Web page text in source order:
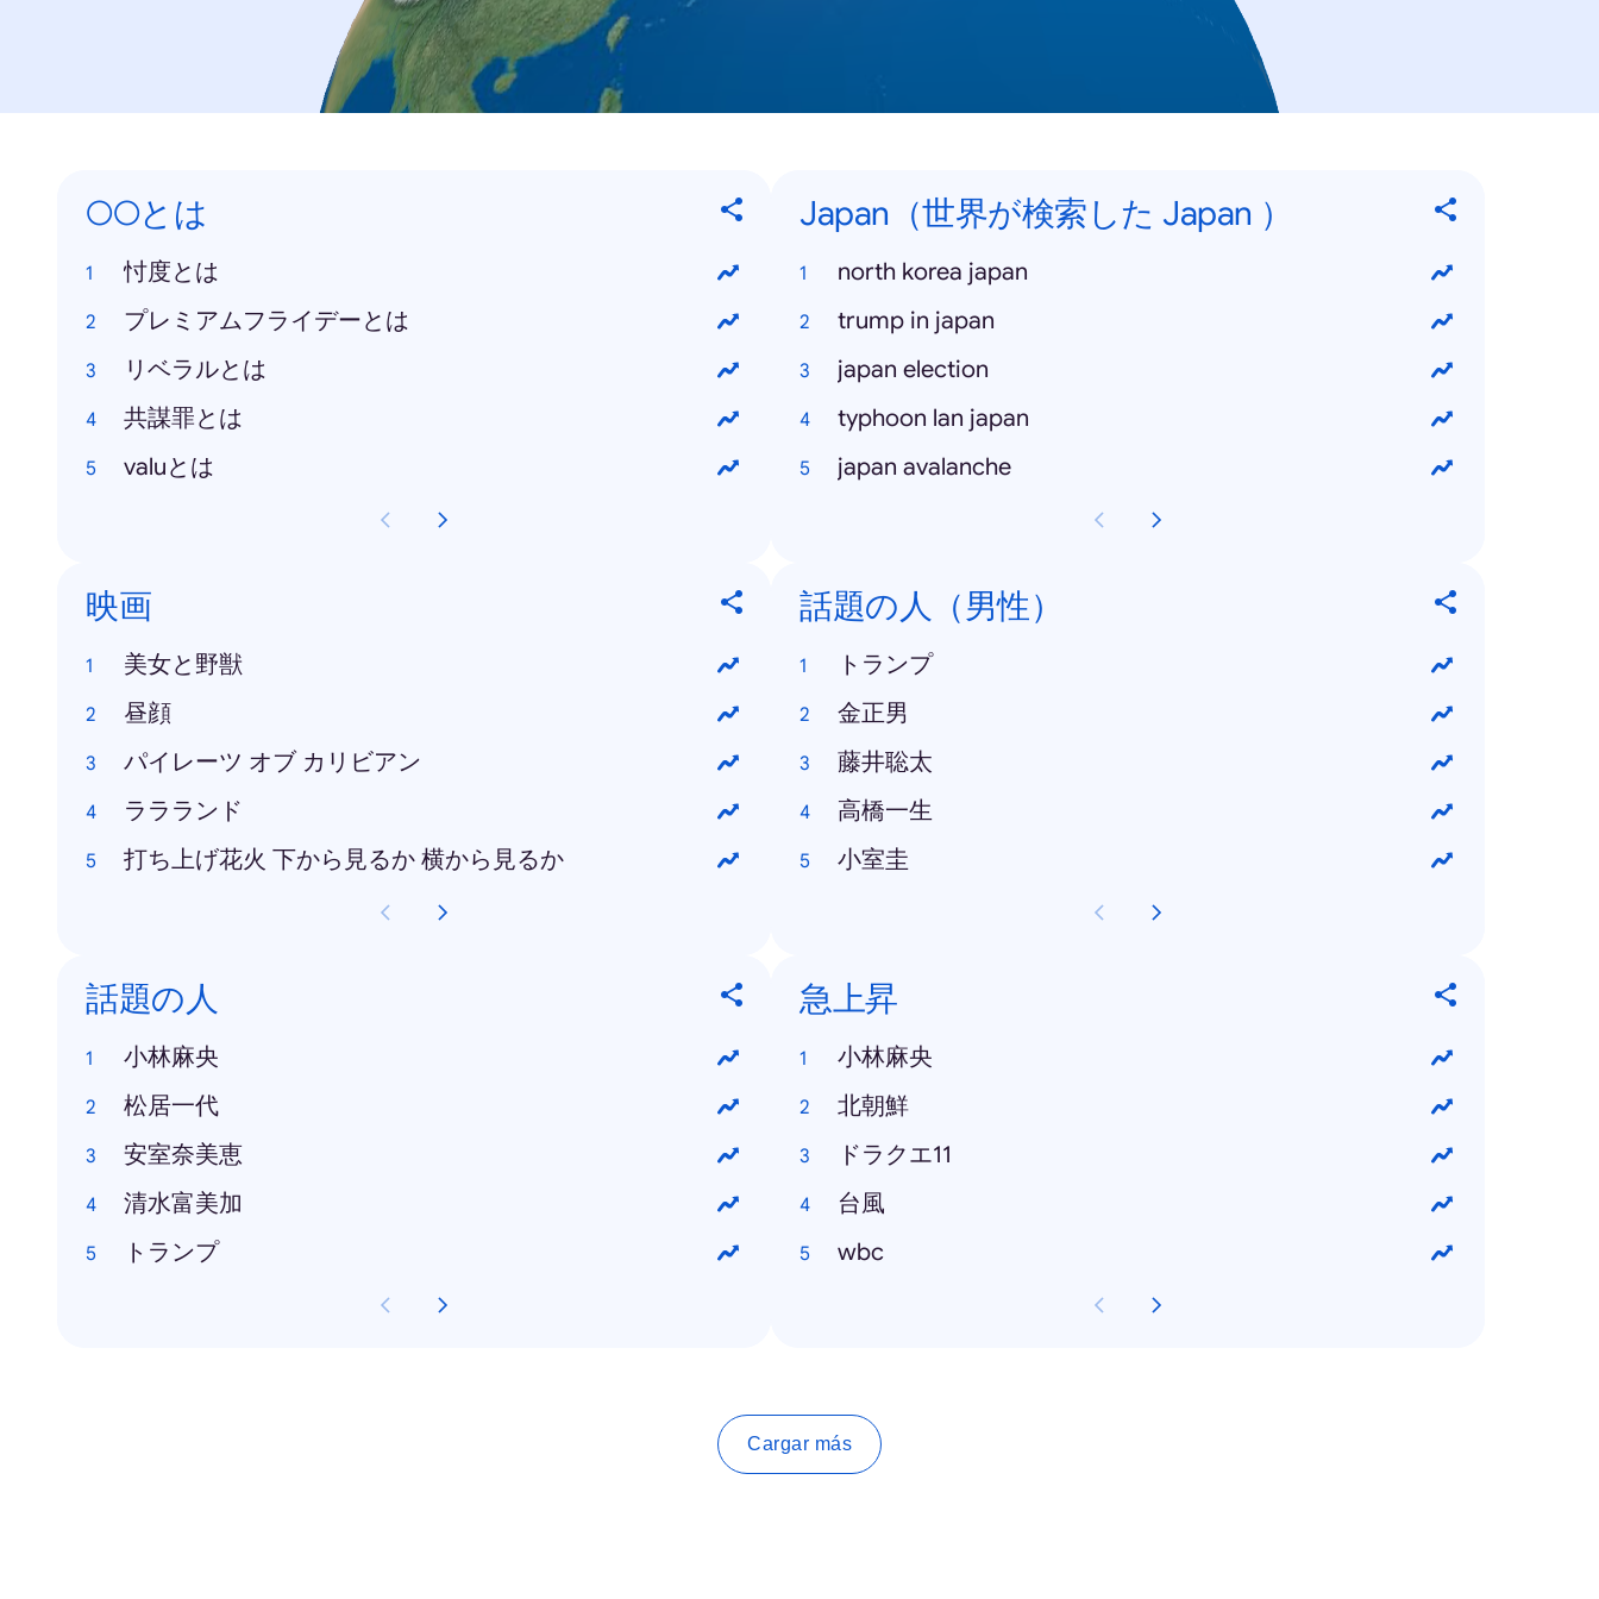
○○とは
忖度とは
プレミアムフライデーとは
リベラルとは
共謀罪とは
valuとは
Japan（世界が検索した Japan ）
north korea japan
trump in japan
japan election
typhoon lan japan
japan avalanche
映画
美女と野獣
昼顔
パイレーツ オブ カリビアン
ララランド
打ち上げ花火 下から見るか 横から見るか
話題の人（男性）
トランプ
金正男
藤井聡太
高橋一生
小室圭
話題の人
小林麻央
松居一代
安室奈美恵
清水富美加
トランプ
急上昇
小林麻央
北朝鮮
ドラクエ11
台風
wbc
Cargar más